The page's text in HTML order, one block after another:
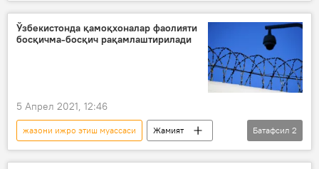
янги қарор
Ўзбекистон
бодикамера
Ўзбекистонда қамоқхоналар фаолияти
босқичма-босқич рақамлаштирилади
5 Апрел 2021, 12:46
жазони ижро этиш муассаси
Жамият
Ўзбекистон
қамоқ
Батафсил 2